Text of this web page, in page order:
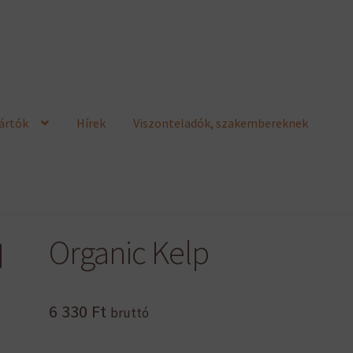
Hírek Viszonteladók, szakembereknek
Organic Kelp
6 330 Ft bruttó